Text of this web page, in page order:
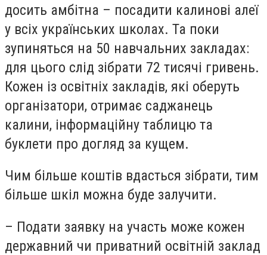
досить амбітна – посадити калинові алеї
у всіх українських школах. Та поки
зупиняться на 50 навчальних закладах:
для цього слід зібрати 72 тисячі гривень.
Кожен із освітніх закладів, які оберуть
організатори, отримає саджанець
калини, інформаційну таблицю та
буклети про догляд за кущем.
Чим більше коштів вдасться зібрати, тим
більше шкіл можна буде залучити.
– Подати заявку на участь може кожен
державний чи приватний освітній заклад